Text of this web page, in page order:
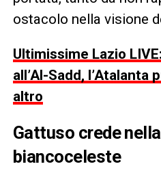
ostacolo nella visione
Ultimissime Lazio
all’Al-Sadd, l’Atalanta
altro
Gattuso crede
biancoceleste